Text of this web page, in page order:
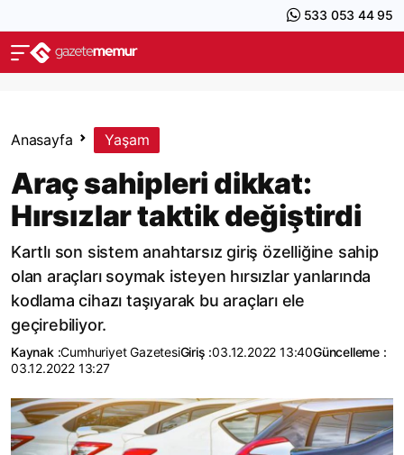
533 053 44 95
Anasayfa Yaşam
Araç sahipleri dikkat:
Hırsızlar taktik değiştirdi
Kartlı son sistem anahtarsız giriş özelliğine sahip
olan araçları soymak isteyen hırsızlar yanlarında
kodlama cihazı taşıyarak bu araçları ele
geçirebiliyor.
Kaynak :Cumhuriyet GazetesiGiriş :03.12.2022 13:40Güncelleme :
03.12.2022 13:27